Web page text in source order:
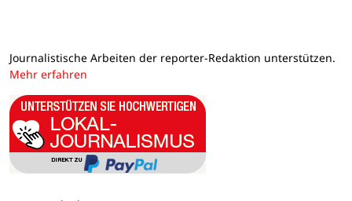
Journalistische Arbeiten der reporter-Redaktion unterstützen.
Mehr erfahren